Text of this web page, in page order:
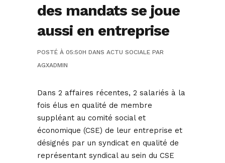
des mandats se joue
aussi en entreprise
POSTÉ À 05:50H DANS ACTU SOCIALE PAR
AGXADMIN
Dans 2 affaires récentes, 2 salariés à la
fois élus en qualité de membre
suppléant au comité social et
économique (CSE) de leur entreprise et
désignés par un syndicat en qualité de
représentant syndical au sein du CSE